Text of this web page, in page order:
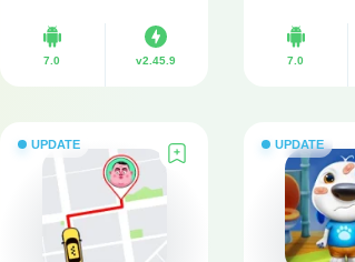
7.0 v2.45.9 7.0
UPDATE UPDATE